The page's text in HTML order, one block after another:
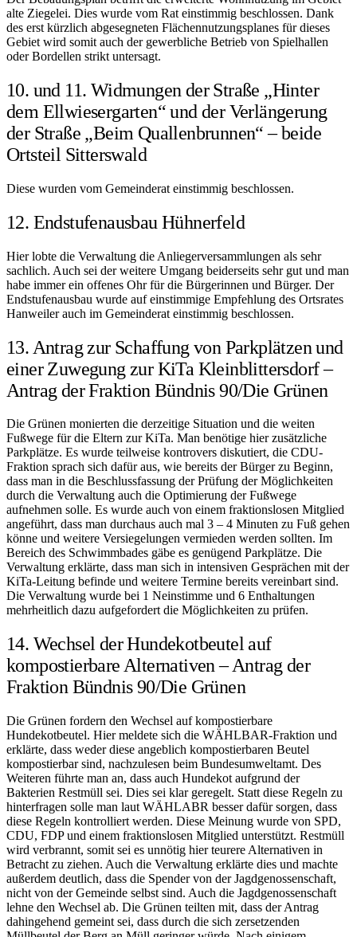
alte Ziegelei. Dies wurde vom Rat einstimmig beschlossen. Dank
des erst kürzlich abgesegneten Flächennutzungsplanes für dieses
Gebiet wird somit auch der gewerbliche Betrieb von Spielhallen
oder Bordellen strikt untersagt.
10. und 11. Widmungen der Straße „Hinter
dem Ellwiesergarten“ und der Verlängerung
der Straße „Beim Quallenbrunnen“ – beide
Ortsteil Sitterswald
Diese wurden vom Gemeinderat einstimmig beschlossen.
12. Endstufenausbau Hühnerfeld
Hier lobte die Verwaltung die Anliegerversammlungen als sehr
sachlich. Auch sei der weitere Umgang beiderseits sehr gut und man
habe immer ein offenes Ohr für die Bürgerinnen und Bürger. Der
Endstufenausbau wurde auf einstimmige Empfehlung des Ortsrates
Hanweiler auch im Gemeinderat einstimmig beschlossen.
13. Antrag zur Schaffung von Parkplätzen und
einer Zuwegung zur KiTa Kleinblittersdorf –
Antrag der Fraktion Bündnis 90/Die Grünen
Die Grünen monierten die derzeitige Situation und die weiten
Fußwege für die Eltern zur KiTa. Man benötige hier zusätzliche
Parkplätze. Es wurde teilweise kontrovers diskutiert, die CDU-
Fraktion sprach sich dafür aus, wie bereits der Bürger zu Beginn,
dass man in die Beschlussfassung der Prüfung der Möglichkeiten
durch die Verwaltung auch die Optimierung der Fußwege
aufnehmen solle. Es wurde auch von einem fraktionslosen Mitglied
angeführt, dass man durchaus auch mal 3 – 4 Minuten zu Fuß gehen
könne und weitere Versiegelungen vermieden werden sollten. Im
Bereich des Schwimmbades gäbe es genügend Parkplätze. Die
Verwaltung erklärte, dass man sich in intensiven Gesprächen mit der
KiTa-Leitung befinde und weitere Termine bereits vereinbart sind.
Die Verwaltung wurde bei 1 Neinstimme und 6 Enthaltungen
mehrheitlich dazu aufgefordert die Möglichkeiten zu prüfen.
14. Wechsel der Hundekotbeutel auf
kompostierbare Alternativen – Antrag der
Fraktion Bündnis 90/Die Grünen
Die Grünen fordern den Wechsel auf kompostierbare
Hundekotbeutel. Hier meldete sich die WÄHLBAR-Fraktion und
erklärte, dass weder diese angeblich kompostierbaren Beutel
kompostierbar sind, nachzulesen beim Bundesumweltamt. Des
Weiteren führte man an, dass auch Hundekot aufgrund der
Bakterien Restmüll sei. Dies sei klar geregelt. Statt diese Regeln zu
hinterfragen solle man laut WÄHLABR besser dafür sorgen, dass
diese Regeln kontrolliert werden. Diese Meinung wurde von SPD,
CDU, FDP und einem fraktionslosen Mitglied unterstützt. Restmüll
wird verbrannt, somit sei es unnötig hier teurere Alternativen in
Betracht zu ziehen. Auch die Verwaltung erklärte dies und machte
außerdem deutlich, dass die Spender von der Jagdgenossenschaft,
nicht von der Gemeinde selbst sind. Auch die Jagdgenossenschaft
lehne den Wechsel ab. Die Grünen teilten mit, dass der Antrag
dahingehend gemeint sei, dass durch die sich zersetzenden